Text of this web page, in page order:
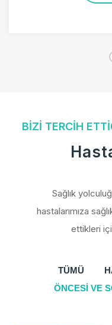
BIZI TERCIH
Sağlık
hastalarımıza
ettikleri
TÜMÜ
ÖNCESI VE